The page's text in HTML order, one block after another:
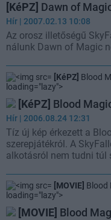
[KéPZ] Dawn of
Hír | 2007.02.13 10:08
Az orosz illetőségű
nálunk Dawn of Magic
[KéPZ] Blood
loading="lazy">
[KéPZ] Blood
Hír | 2006.08.24 12:31
Tíz új kép érkezett a
szerepjátékról. A
alkotásról nem tudni túl
[MOVIE] Blood
loading="lazy">
[MOVIE] Blood